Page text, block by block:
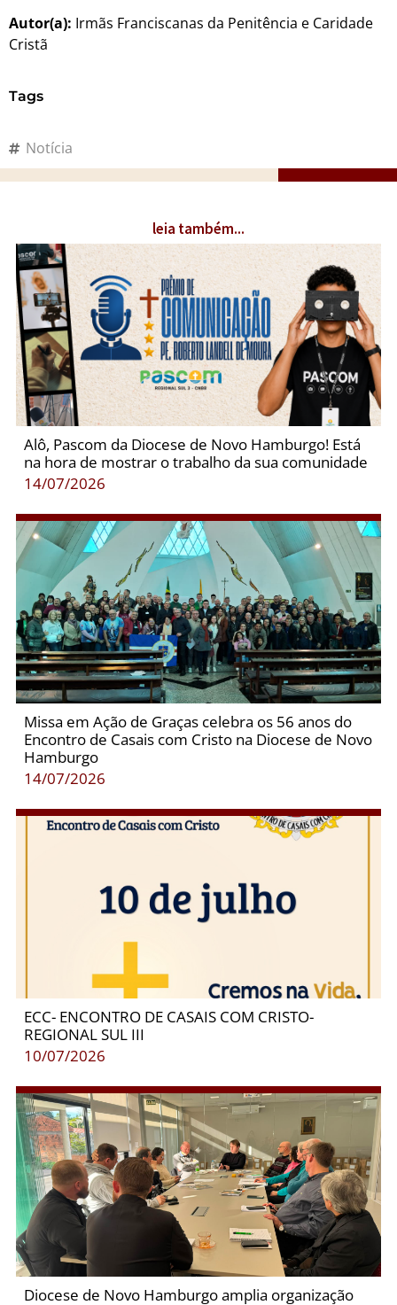
Autor(a): Irmãs Franciscanas da Penitência e Caridade
Cristã
Tags
Notícia
leia também...
Alô, Pascom da Diocese de Novo Hamburgo! Está
na hora de mostrar o trabalho da sua comunidade
14/07/2026
Missa em Ação de Graças celebra os 56 anos do
Encontro de Casais com Cristo na Diocese de Novo
Hamburgo
14/07/2026
ECC- ENCONTRO DE CASAIS COM CRISTO-
REGIONAL SUL III
10/07/2026
Diocese de Novo Hamburgo amplia organização